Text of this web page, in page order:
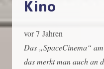
Kino
vor 7 Jahren
Das „SpaceCinema“
das merkt man auch an